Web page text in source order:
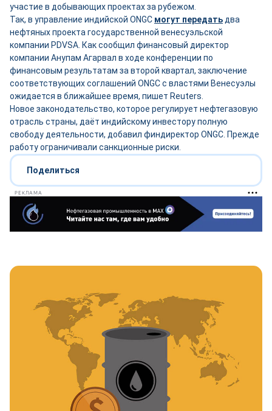
участие в добывающих проектах за рубежом.
Так, в управление индийской ONGC могут передать два
нефтяных проекта государственной венесуэльской
компании PDVSA. Как сообщил финансовый директор
компании Анупам Агарвал в ходе конференции по
финансовым результатам за второй квартал, заключение
соответствующих соглашений ONGC с властями Венесуэлы
ожидается в ближайшее время, пишет Reuters.
Новое законодательство, которое регулирует нефтегазовую
отрасль страны, даёт индийскому инвестору полную
свободу деятельности, добавил финдиректор ONGC. Прежде
работу ограничивали санкционные риски.
Поделиться
РЕКЛАМА